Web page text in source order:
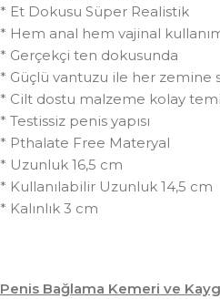
* Et Dokusu Süper Realistik
* Hem anal hem vajinal
* Gerçekçi ten dokusunda
* Güçlü vantuzu ile her
* Cilt dostu malzeme kolay
* Testissiz penis yapısı
* Pthalate Free Materyal
* Uzunluk 16,5 cm
* Kullanılabilir Uzunluk 14,5 cm
* Kalınlık 3 cm
Penis Bağlama Kemeri ve